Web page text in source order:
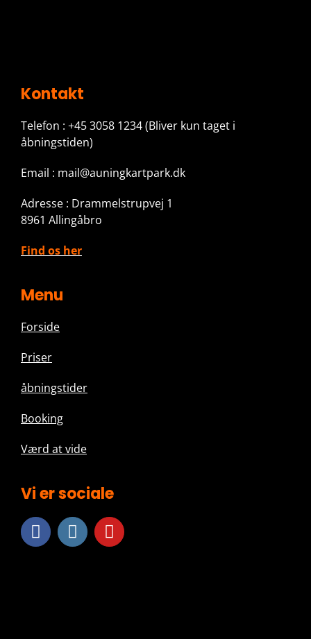
Kontakt
Telefon : +45 3058 1234(Bliver kun taget i
åbningstiden)
Email : mail@auningkartpark.dk
Adresse : Drammelstrupvej 1
8961 Allingåbro
Find os her
Menu
Forside
Priser
åbningstider
Booking
Værd at vide
Vi er sociale